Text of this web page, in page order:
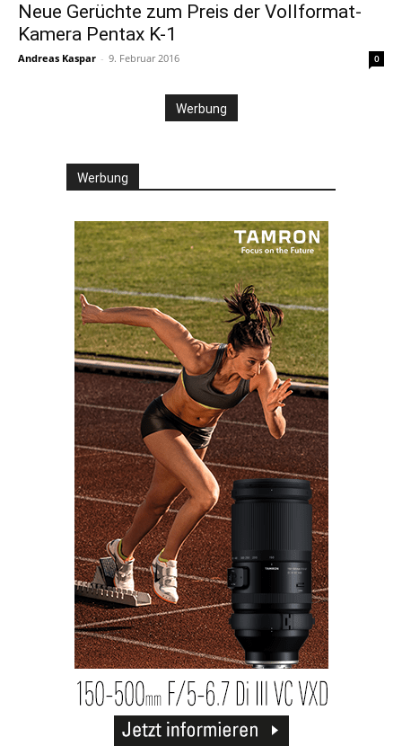
Neue Gerüchte zum Preis der Vollformat-
Kamera Pentax K-1
Andreas Kaspar - 9. Februar 2016 0
Werbung
Werbung